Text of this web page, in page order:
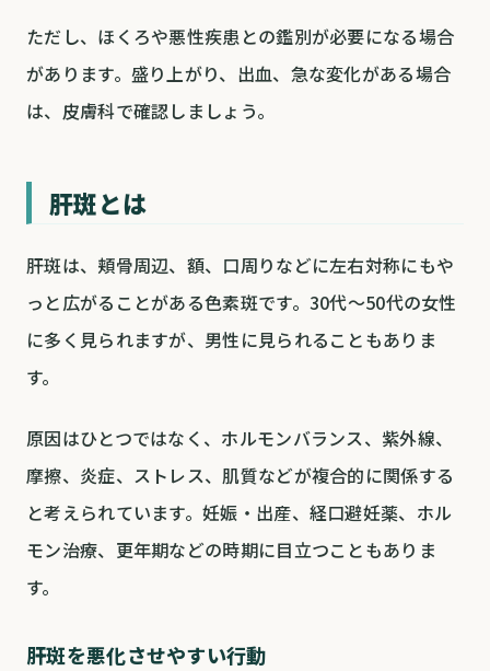
ただし、ほくろや悪性疾患との鑑別が必要になる場合
があります。盛り上がり、出血、急な変化がある場合
は、皮膚科で確認しましょう。
肝斑とは
肝斑は、頬骨周辺、額、口周りなどに左右対称にもや
っと広がることがある色素斑です。30代〜50代の女性
に多く見られますが、男性に見られることもありま
す。
原因はひとつではなく、ホルモンバランス、紫外線、
摩擦、炎症、ストレス、肌質などが複合的に関係する
と考えられています。妊娠・出産、経口避妊薬、ホル
モン治療、更年期などの時期に目立つこともありま
す。
肝斑を悪化させやすい行動